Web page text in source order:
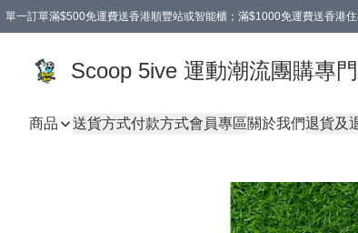
單一訂單滿$500免運費送香港順豐站或智能櫃；滿$1000免運費送香港
Scoop 5ive 運動潮流團購專
商品 送貨方式付款方式會員專區關於我們退貨及